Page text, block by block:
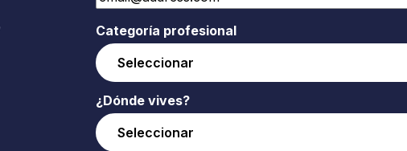
Categoría profesional
¿Dónde vives?